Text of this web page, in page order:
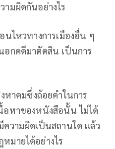
ามผิดกันอย่างไร
นไหวทางการเมืองอื่น ๆ
อกคดีมาตัดสิน เป็นการ
หาคมซึ่งถ้อยคำในการ
อหาของหนังสือนั้น ไม่ได้
ความผิดเป็นสถานใด แล้ว
มายได้อย่างไร